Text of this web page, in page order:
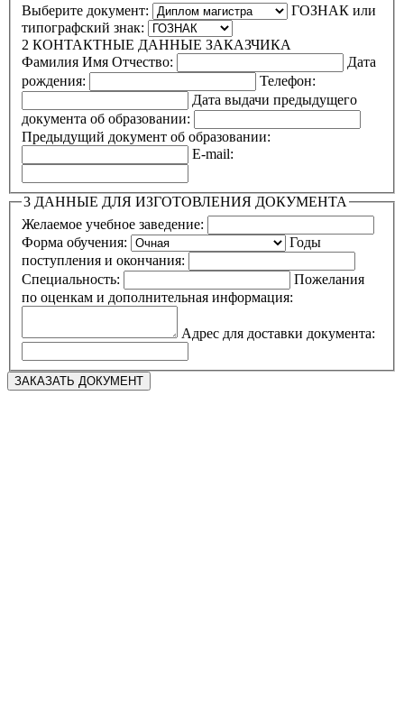
Выберите документ:
ГОЗНАК или
типографский знак:
2 КОНТАКТНЫЕ ДАННЫЕ ЗАКАЗЧИКА
Фамилия Имя Отчество:
Дата
рождения:
Телефон:
Дата выдачи предыдущего
документа об образовании:
Предыдущий документ об образовании:
E-mail:
3 ДАННЫЕ ДЛЯ ИЗГОТОВЛЕНИЯ ДОКУМЕНТА
Желаемое учебное заведение:
Форма обучения:
Годы
поступления и окончания:
Специальность:
Пожелания
по оценкам и дополнительная информация:
Адрес для доставки документа: